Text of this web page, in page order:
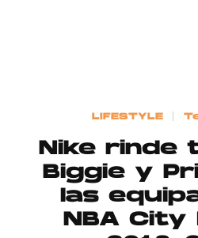
Contacto
Aviso
LIFESTYLE
Nike rinde
Biggie y
las
NBA City